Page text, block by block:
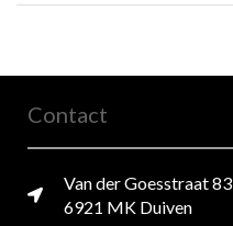
Contact
Van der Goesstraat 83
6921 MK Duiven